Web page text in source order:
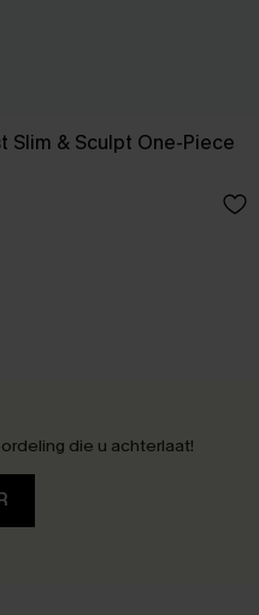
Slim & Sculpt One-Piece
die u achterlaat!